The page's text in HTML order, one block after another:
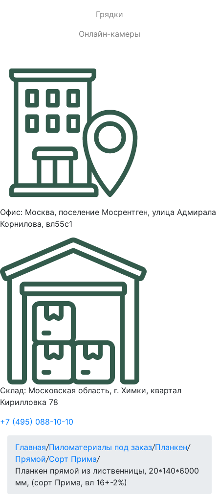
Грядки
Онлайн-камеры
Офис: Москва, поселение Мосрентген, улица Адмирала
Корнилова, вл55с1
Склад: Московская область, г. Химки, квартал
Кирилловка 78
+7 (495) 088-10-10
Главная/Пиломатериалы под заказ/Планкен/
Прямой/Сорт Прима/
Планкен прямой из лиственницы, 20*140*6000
мм, (сорт Прима, вл 16+-2%)